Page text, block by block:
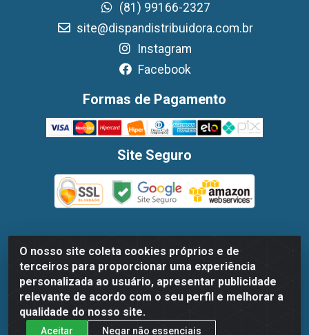
O nosso site coleta cookies próprios e de
terceiros para proporcionar uma experiência
personalizada ao usuário, apresentar publicidade
relevante de acordo com o seu perfil e melhorar a
qualidade do nosso site.
Aceitar Negar não essenciais
(81) 99166-2327
site@dispandistribuidora.com.br
Instagram
Facebook
Formas de Pagamento
Site Seguro
Dispan Distribuidora de Alimentos LTDA - Avenida Marechal
Mascarenhas De Moraes, 1048- Imbiribeira, Recife/PE - CEP
51.170-000 - CNPJ 30.779.584/0003-78